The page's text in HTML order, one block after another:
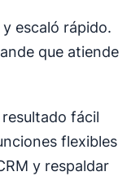
escaló rápido.
que atiende
fácil
flexibles
y respaldar